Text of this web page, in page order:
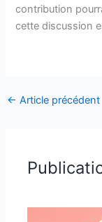
contribution
cette discussion
← Article précédent